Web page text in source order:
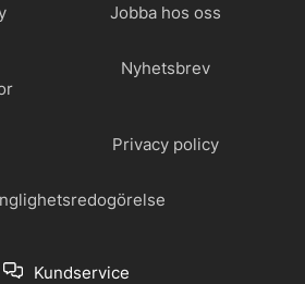
Jobba hos oss
Nyhetsbrev
Privacy policy
Kundservice